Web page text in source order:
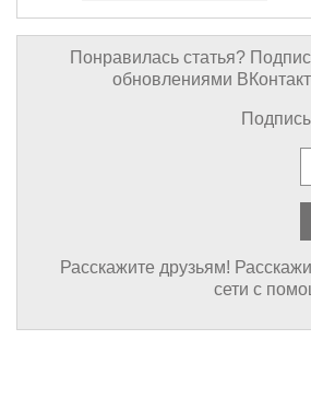
Понравилась статья?
обновлениями
Расскажите друзьям!
сети с